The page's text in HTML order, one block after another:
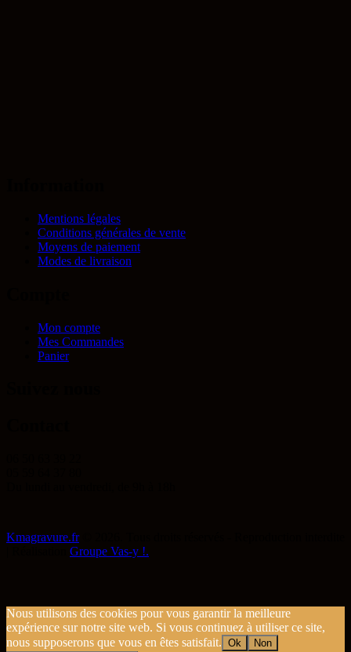
Mentions légales
Conditions générales de vente
Moyens de paiement
Modes de livraison
Mon compte
Mes Commandes
Panier
Kmagravure.fr© 2026. Tous droits réservés - Reproduction interdite
Groupe Vas-y !.
Nous utilisons des cookies pour vous garantir la meilleure
expérience sur notre site web. Si vous continuez à utiliser ce site,
nous supposerons que vous en êtes satisfait. Ok Non